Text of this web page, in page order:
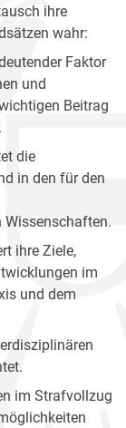
ihre
wahr:
Faktor
und
Beitrag
die
in den für den
ihre Ziele,
im
und dem
im Strafvollzug